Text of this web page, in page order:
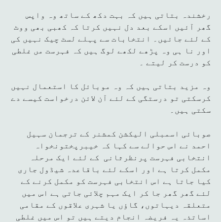
رخشندہ بتاتی ہیں کہ بہت دکھ کے ساتھ وہ واپس
گھر آئیں اسکے بعد دل نہیں کرتا کہ کھبی بھی ووٹ
کے لئے جائیں۔ انتخابات سے پہلے لسٹ چیک نہیں کی
اور نا ہی وہ پڑھے لکھے لوگ ہیں کہ فہرست مں غلطی
کو درست کر لیتے ۔
وہ مزید بتاتی ہیں کہ وہ موبائل کا استعمال نہیں
کرسکتی تو درستگی کے لئے آن لائن درخواست کیسے دے
سکتی ہیں۔
صوبائی اسمبلی الیکشن کمشنر کے ترجمان سہیل
احمد نے اس حوالے سے کہا کہ خیبرپختونخواہ
انتخابی فہرست پرنظرثانی کے لئے ایک مرحلہ
مکمل کرتا ہے اور اسکے لئے باقاعدہ شیڈول جاری
کیا جاتا ہے اس انتخابی فہرست کو مکمل کرنے کے
لئے گھر گھر جا کر ایک مہم چلائی جاتی ہے اس میں
متعلقہ دیہاتوں، گاؤں یا شہری علاقوں کے مقامی
اساتذہ یہ فریضہ انجام دیتے ہیں تو اس میں غلطی